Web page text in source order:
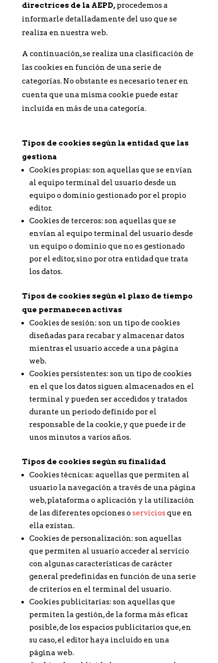
directrices de la AEPD,procedemos a
informarle detalladamente del uso que se
realiza en nuestra web.
A continuación, se realiza una clasificación de
las cookies en función de una serie de
categorías. No obstante es necesario tener en
cuenta que una misma cookie puede estar
incluida en más de una categoría.
Tipos de cookies según la entidad que las
gestiona
Cookies propias: son aquellas que se envían
al equipo terminal del usuario desde un
equipo o dominio gestionado por el propio
editor.
Cookies de terceros: son aquellas que se
envían al equipo terminal del usuario desde
un equipo o dominio que no es gestionado
por el editor, sino por otra entidad que trata
los datos.
Tipos de cookies según el plazo de tiempo
que permanecen activas
Cookies de sesión: son un tipo de cookies
diseñadas para recabar y almacenar datos
mientras el usuario accede a una página
web.
Cookies persistentes: son un tipo de cookies
en el que los datos siguen almacenados en el
terminal y pueden ser accedidos y tratados
durante un periodo definido por el
responsable de la cookie, y que puede ir de
unos minutos a varios años.
Tipos de cookies según su finalidad
Cookies técnicas: aquellas que permiten al
usuario la navegación a través de una página
web, plataforma o aplicación y la utilización
de las diferentes opciones o servicios que en
ella existan.
Cookies de personalización: son aquellas
que permiten al usuario acceder al servicio
con algunas características de carácter
general predefinidas en función de una serie
de criterios en el terminal del usuario.
Cookies publicitarias: son aquellas que
permiten la gestión, de la forma más eficaz
posible, de los espacios publicitarios que, en
su caso, el editor haya incluido en una
página web.